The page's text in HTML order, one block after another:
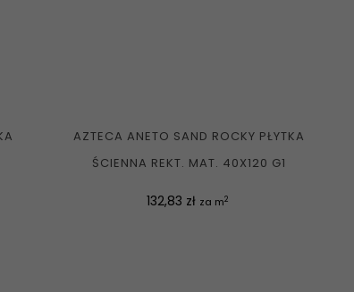
AZTECA ANETO SAND ROCKY PŁYTKA
ŚCIENNA REKT. MAT. 40X120 G1
Cena
132,83 zł za m2